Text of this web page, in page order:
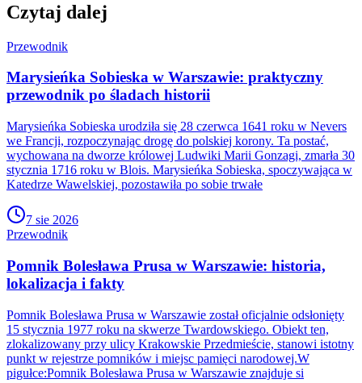
Czytaj dalej
Przewodnik
Marysieńka Sobieska w Warszawie: praktyczny
przewodnik po śladach historii
Marysieńka Sobieska urodziła się 28 czerwca 1641 roku w Nevers
we Francji, rozpoczynając drogę do polskiej korony. Ta postać,
wychowana na dworze królowej Ludwiki Marii Gonzagi, zmarła 30
stycznia 1716 roku w Blois. Marysieńka Sobieska, spoczywająca w
Katedrze Wawelskiej, pozostawiła po sobie trwałe
7 sie 2026
Przewodnik
Pomnik Bolesława Prusa w Warszawie: historia,
lokalizacja i fakty
Pomnik Bolesława Prusa w Warszawie został oficjalnie odsłonięty
15 stycznia 1977 roku na skwerze Twardowskiego. Obiekt ten,
zlokalizowany przy ulicy Krakowskie Przedmieście, stanowi istotny
punkt w rejestrze pomników i miejsc pamięci narodowej.W
pigułce:Pomnik Bolesława Prusa w Warszawie znajduje si